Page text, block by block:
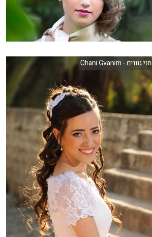
חני גוונים - Chani Gvanim